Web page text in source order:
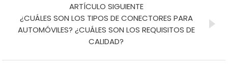
ARTÍCULO SIGUIENTE
¿CUÁLES SON LOS TIPOS DE CONECTORES PARA
AUTOMÓVILES? ¿CUÁLES SON LOS REQUISITOS DE
CALIDAD?